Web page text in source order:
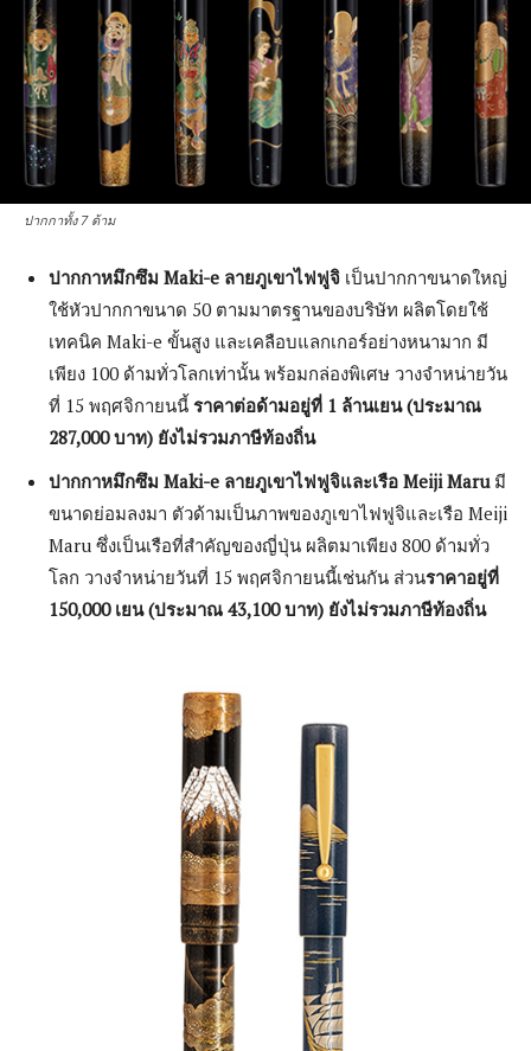
ปากกาทั้ง 7 ด้าม
ปากกาหมึกซึม Maki-e ลายภูเขาไฟฟูจิ เป็นปากกาขนาดใหญ่
ใช้หัวปากกาขนาด 50 ตามมาตรฐานของบริษัท ผลิตโดยใช้
เทคนิค Maki-e ขั้นสูง และเคลือบแลกเกอร์อย่างหนามาก มี
เพียง 100 ด้ามทั่วโลกเท่านั้น พร้อมกล่องพิเศษ วางจำหน่ายวัน
ที่ 15 พฤศจิกายนนี้ ราคาต่อด้ามอยู่ที่ 1 ล้านเยน (ประมาณ
287,000 บาท) ยังไม่รวมภาษีท้องถิ่น
ปากกาหมึกซึม Maki-e ลายภูเขาไฟฟูจิและเรือ Meiji Maruมี
ขนาดย่อมลงมา ตัวด้ามเป็นภาพของภูเขาไฟฟูจิและเรือ Meiji
Maru ซึ่งเป็นเรือที่สำคัญของญี่ปุ่น ผลิตมาเพียง 800 ด้ามทั่ว
โลก วางจำหน่ายวันที่ 15 พฤศจิกายนนี้เช่นกัน ส่วนราคาอยู่ที่
150,000 เยน (ประมาณ 43,100 บาท) ยังไม่รวมภาษีท้องถิ่น